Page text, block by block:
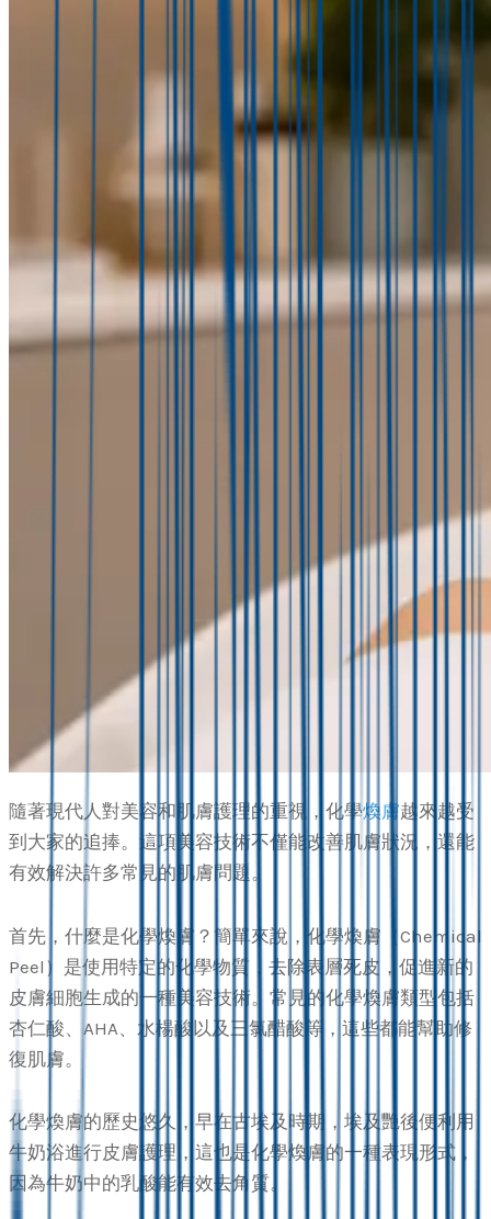
隨著現代人對美容和肌膚護理的重視，化學煥膚越來越受
到大家的追捧。這項美容技術不僅能改善肌膚狀況，還能
有效解決許多常見的肌膚問題。
首先，什麼是化學煥膚？簡單來說，化學煥膚（Chemical
Peel）是使用特定的化學物質，去除表層死皮，促進新的
皮膚細胞生成的一種美容技術。常見的化學煥膚類型包括
杏仁酸、AHA、水楊酸以及三氯醋酸等，這些都能幫助修
復肌膚。
化學煥膚的歷史悠久，早在古埃及時期，埃及艷後便利用
牛奶浴進行皮膚護理，這也是化學煥膚的一種表現形式，
因為牛奶中的乳酸能有效去角質。